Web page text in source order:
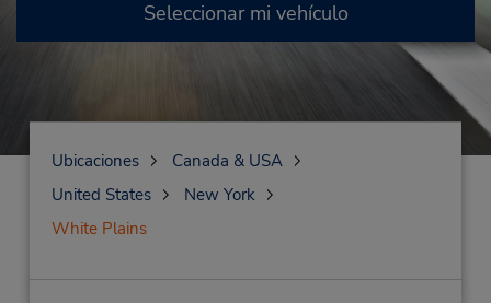
Seleccionar mi vehículo
Ubicaciones
Canada & USA
United States
New York
White Plains